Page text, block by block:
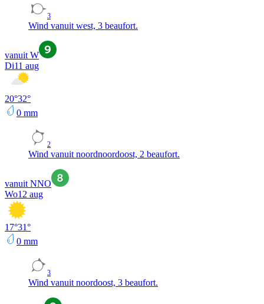
3
Wind vanuit west, 3 beaufort.
vanuit W
Di11 aug
20°32°
0 mm
2
Wind vanuit noordnoordoost, 2 beaufort.
vanuit NNO
Wo12 aug
17°31°
0 mm
3
Wind vanuit noordoost, 3 beaufort.